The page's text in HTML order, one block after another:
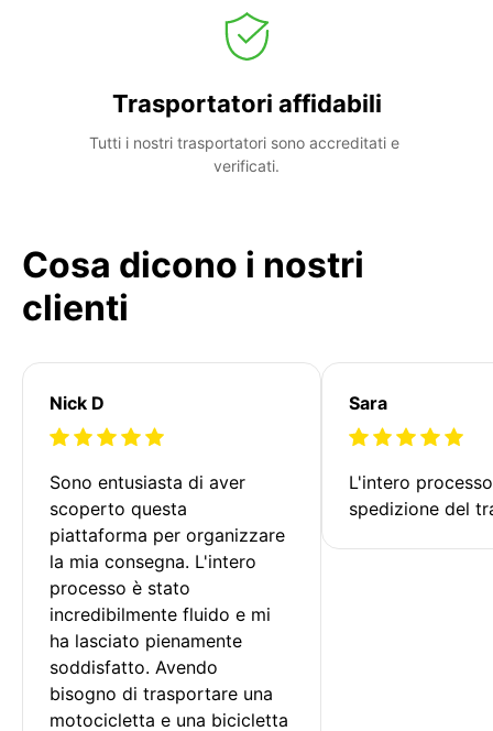
Trasportatori affidabili
Tutti i nostri trasportatori sono accreditati e
verificati.
Cosa dicono i nostri
clienti
Nick D
Sono entusiasta di aver
scoperto questa
piattaforma per organizzare
la mia consegna. L'intero
processo è stato
incredibilmente fluido e mi
ha lasciato pienamente
soddisfatto. Avendo
bisogno di trasportare una
motocicletta e una bicicletta
Sara
L'intero
spedizione del